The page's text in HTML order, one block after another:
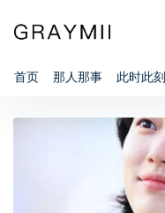
首页 那人那事 此时此刻